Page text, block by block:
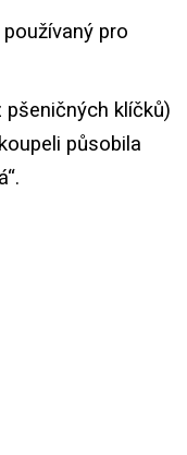
pro
pšeničných klíčků)
působila